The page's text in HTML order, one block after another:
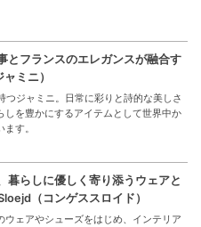
とフランスのエレガンスが融合す
ミニ）
つジャミニ。日常に彩りと詩的な美しさ
しを豊かにするアイテムとして世界中か
す。
暮らしに優しく寄り添うウェアと
（コンゲススロイド）
ウェアやシューズをはじめ、インテリア